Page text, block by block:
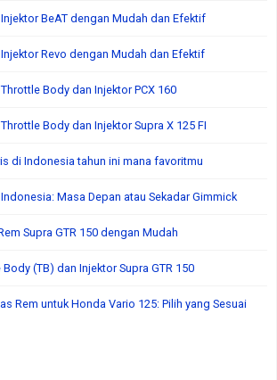
BeAT dengan Mudah dan Efektif
Revo dengan Mudah dan Efektif
Body dan Injektor PCX 160
Body dan Injektor Supra X 125 FI
di Indonesia tahun ini mana favoritmu
Masa Depan atau Sekadar Gimmick
Supra GTR 150 dengan Mudah
(TB) dan Injektor Supra GTR 150
Rem untuk Honda Vario 125: Pilih yang Sesuai